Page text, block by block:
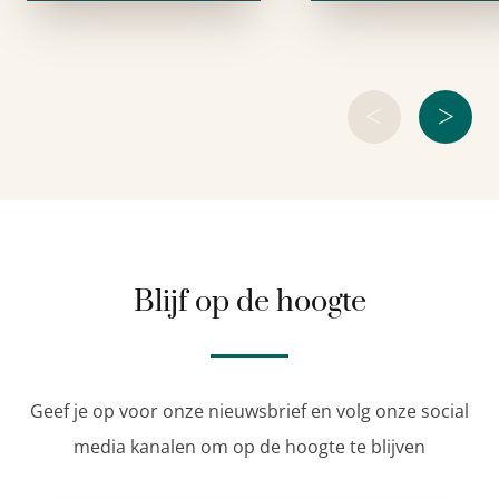
< >
verbetering van de
Blijf op de hoogte
Geef je op voor onze nieuwsbrief en volg onze social
media kanalen om op de hoogte te blijven